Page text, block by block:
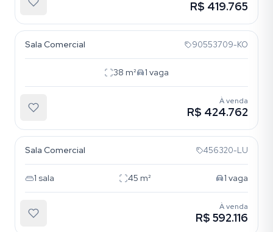
R$ 419.765
Sala Comercial 90553709-KO
38 m² 1 vaga
À venda
R$ 424.762
Sala Comercial 456320-LU
1 sala 45 m² 1 vaga
À venda
R$ 592.116